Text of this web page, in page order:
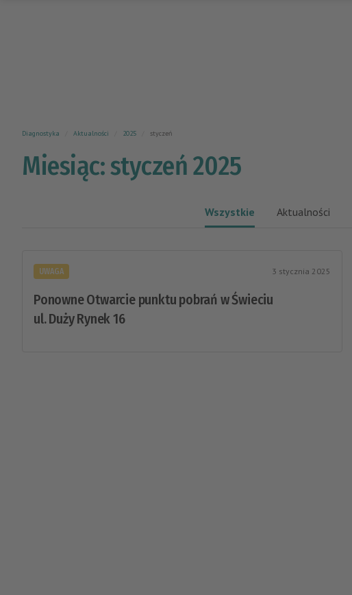
Diagnostyka Aktualności 2025 styczeń
Miesiąc: styczeń 2025
Wszystkie Aktualności
UWAGA 3 stycznia 2025
Ponowne Otwarcie punktu pobrań w Świeciu
ul. Duży Rynek 16